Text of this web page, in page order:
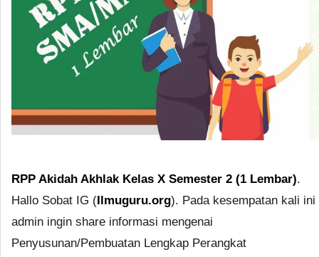
RPP Akidah Akhlak Kelas X Semester 2 (1 Lembar).
Hallo Sobat IG ( Ilmuguru.org). Pada kesempatan kali ini
admin ingin share informasi mengenai
Penyusunan/Pembuatan Lengkap Perangkat